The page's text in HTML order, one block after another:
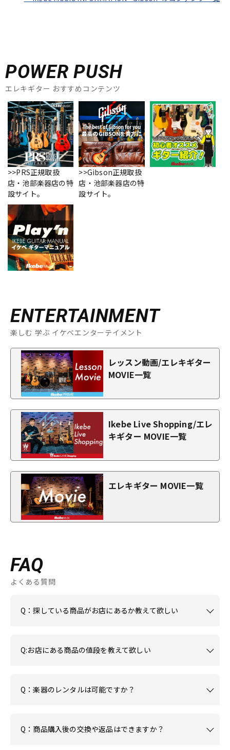
POWER PUSH
エレキギター おすすめコンテンツ
>>PRS正規取扱
店・池部楽器店の特
設サイト。
>>Gibson正規取扱
店・池部楽器店の特
設サイト。
ENTERTAINMENT
楽しむ 学ぶ イケベエンターテイメント
レッスン動画/エレキギター
MOVIE一覧
Ikebe Live Shopping/エレ
キギター MOVIE一覧
エレキギター MOVIE一覧
FAQ
よくある質問
Q：探している商品がお店にあるか教えて欲しい
Q:お店にある商品の値段を教えて欲しい
Q：楽器のレンタルは可能ですか？
Q：商品購入後の交換や返品はできますか？